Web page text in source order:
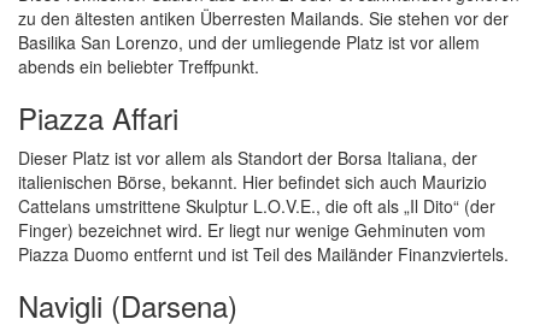
zu den ältesten antiken Überresten Mailands. Sie stehen vor der
Basilika San Lorenzo, und der umliegende Platz ist vor allem
abends ein beliebter Treffpunkt.
Piazza Affari
Dieser Platz ist vor allem als Standort der Borsa Italiana, der
italienischen Börse, bekannt. Hier befindet sich auch Maurizio
Cattelans umstrittene Skulptur L.O.V.E., die oft als „Il Dito“ (der
Finger) bezeichnet wird. Er liegt nur wenige Gehminuten vom
Piazza Duomo entfernt und ist Teil des Mailänder Finanzviertels.
Navigli (Darsena)